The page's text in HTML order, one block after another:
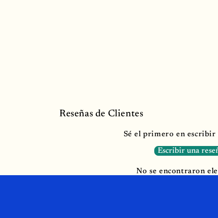
Reseñas de Clientes
Sé el primero en escribir
Escribir una
No se encontraron